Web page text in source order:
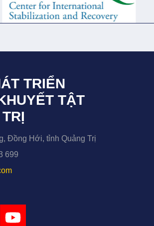
TRIỂN
TẬT
Đồng Hới, tỉnh Quảng Trị
699